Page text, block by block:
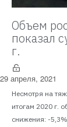
Объем
показал
г.
29 апреля, 2021
Несмотря на
итогам 2020 г.
снижения: -